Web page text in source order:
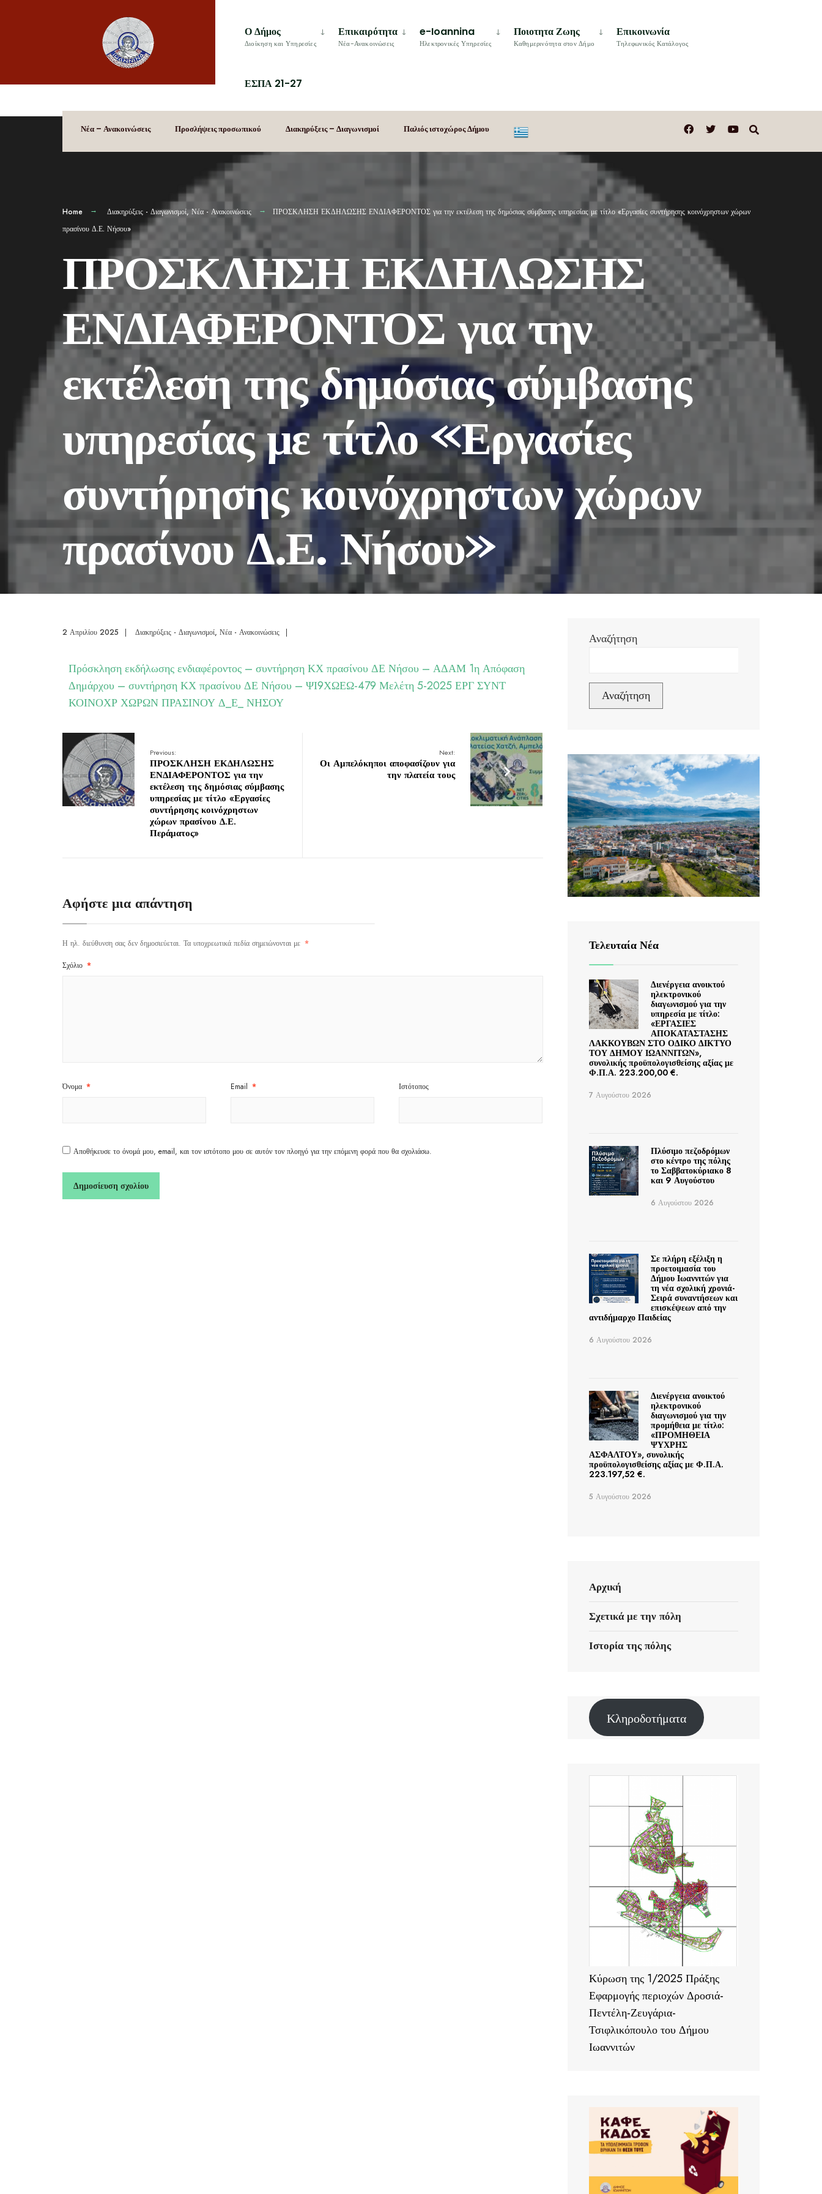
Ο Δήμος
Διοίκηση και Υπηρεσίες
Επικαιρότητα
Νέα-Ανακοινώσεις
e-Ioannina
Ηλεκτρονικές Υπηρεσίες
Ποιοτητα Ζωης
Καθημερινότητα στον Δήμο
Επικοινωνία
Τηλεφωνικός Κατάλογος
ΕΣΠΑ 21-27
Νέα – Ανακοινώσεις Προσλήψεις προσωπικού Διακηρύξεις – Διαγωνισμοί Παλιός ιστοχώρος Δήμου
Home Διακηρύξεις - Διαγωνισμοί, Νέα - Ανακοινώσεις
ΠΡΟΣΚΛΗΣΗ ΕΚΔΗΛΩΣΗΣ ΕΝΔΙΑΦΕΡΟΝΤΟΣ για την εκτέλεση της δημόσιας σύμβασης υπηρεσίας με τίτλο «Εργασίες συντήρησης κοινόχρηστων χώρων
πρασίνου Δ.Ε. Νήσου»
ΠΡΟΣΚΛΗΣΗ ΕΚΔΗΛΩΣΗΣ
ΕΝΔΙΑΦΕΡΟΝΤΟΣ για την
εκτέλεση της δημόσιας σύμβασης
υπηρεσίας με τίτλο «Εργασίες
συντήρησης κοινόχρηστων χώρων
πρασίνου Δ.Ε. Νήσου»
2 Απριλίου 2025 | Διακηρύξεις - Διαγωνισμοί, Νέα - Ανακοινώσεις |
Πρόσκληση εκδήλωσης ενδιαφέροντος – συντήρηση ΚΧ πρασίνου ΔΕ Νήσου – ΑΔΑΜ 1η Απόφαση
Δημάρχου – συντήρηση ΚΧ πρασίνου ΔΕ Νήσου – ΨΙ9ΧΩΕΩ-479 Μελέτη 5-2025 ΕΡΓ ΣΥΝΤ
ΚΟΙΝΟΧΡ ΧΩΡΩΝ ΠΡΑΣΙΝΟΥ Δ_Ε_ ΝΗΣΟΥ
Previous:
ΠΡΟΣΚΛΗΣΗ ΕΚΔΗΛΩΣΗΣ
ΕΝΔΙΑΦΕΡΟΝΤΟΣ για την
εκτέλεση της δημόσιας σύμβασης
υπηρεσίας με τίτλο «Εργασίες
συντήρησης κοινόχρηστων
χώρων πρασίνου Δ.Ε.
Περάματος»
Next:
Οι Αμπελόκηποι αποφασίζουν για
την πλατεία τους
Αφήστε μια απάντηση
Η ηλ. διεύθυνση σας δεν δημοσιεύεται. Τα υποχρεωτικά πεδία σημειώνονται με *
Σχόλιο *
Όνομα * Email * Ιστότοπος
Αποθήκευσε το όνομά μου, email, και τον ιστότοπο μου σε αυτόν τον πλοηγό για την επόμενη φορά που θα σχολιάσω.
Αναζήτηση
Αναζήτηση
Τελευταία Νέα
Διενέργεια ανοικτού
ηλεκτρονικού
διαγωνισμού για την
υπηρεσία με τίτλο:
«ΕΡΓΑΣΙΕΣ
ΑΠΟΚΑΤΑΣΤΑΣΗΣ
ΛΑΚΚΟΥΒΩΝ ΣΤΟ ΟΔΙΚΟ ΔΙΚΤΥΟ
ΤΟΥ ΔΗΜΟΥ ΙΩΑΝΝΙΤΩΝ»,
συνολικής προϋπολογισθείσης αξίας με
Φ.Π.Α. 223.200,00 €.
7 Αυγούστου 2026
Πλύσιμο πεζοδρόμων
στο κέντρο της πόλης
το Σαββατοκύριακο 8
και 9 Αυγούστου
6 Αυγούστου 2026
Σε πλήρη εξέλιξη η
προετοιμασία του
Δήμου Ιωαννιτών για
τη νέα σχολική χρονιά-
Σειρά συναντήσεων και
επισκέψεων από την
αντιδήμαρχο Παιδείας
6 Αυγούστου 2026
Διενέργεια ανοικτού
ηλεκτρονικού
διαγωνισμού για την
προμήθεια με τίτλο:
«ΠΡΟΜΗΘΕΙΑ
ΨΥΧΡΗΣ
ΑΣΦΑΛΤΟΥ», συνολικής
προϋπολογισθείσης αξίας με Φ.Π.Α.
223.197,52 €.
5 Αυγούστου 2026
Αρχική
Σχετικά με την πόλη
Ιστορία της πόλης
Κληροδοτήματα
Κύρωση της 1/2025 Πράξης
Εφαρμογής περιοχών Δροσιά-
Πεντέλη-Ζευγάρια-
Τσιφλικόπουλο του Δήμου
Ιωαννιτών